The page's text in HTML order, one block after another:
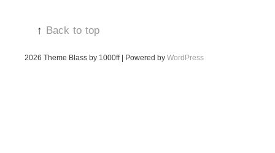
↑ Back to top
2026 Theme Blass by 1000ff | Powered by WordPress